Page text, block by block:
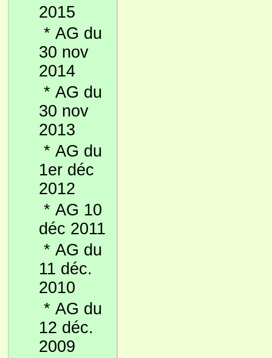
2015
* AG du
30 nov
2014
* AG du
30 nov
2013
* AG du
1er déc
2012
* AG 10
déc 2011
* AG du
11 déc.
2010
* AG du
12 déc.
2009